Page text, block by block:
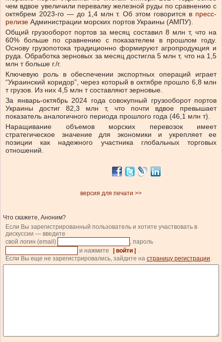
чем вдвое увеличили перевалку железной руды по сравнению с
октябрем 2023-го — до 1,4 млн т. Об этом говорится в пресс-
релизе Администрации морских портов Украины (АМПУ).
Общий грузооборот портов за месяц составил 8 млн т, что на
60% больше по сравнению с показателем в прошлом году.
Основу грузопотока традиционно формируют агропродукция и
руда. Обработка зерновых за месяц достигла 5 млн т, что на 1,5
млн т больше г./г.
Ключевую роль в обеспечении экспортных операций играет
“Украинский коридор”, через который в октябре прошло 6,8 млн
т грузов. Из них 4,5 млн т составляют зерновые.
За январь-октябрь 2024 года совокупный грузооборот портов
Украины достиг 82,3 млн т, что почти вдвое превышает
показатель аналогичного периода прошлого года (46,1 млн т).
Наращивание объемов морских перевозок имеет
стратегическое значение для экономики и укрепляет ее
позиции как надежного участника глобальных торговых
отношений.
версия для печати >>
Что скажете, Аноним?
Если Вы зарегистрированный пользователь и хотите участвовать в
дискуссии — введите
свой логин (email)
, пароль
и нажмите
| войти |
.
Если Вы еще не зарегистрировались, зайдите на страницу регистрации.